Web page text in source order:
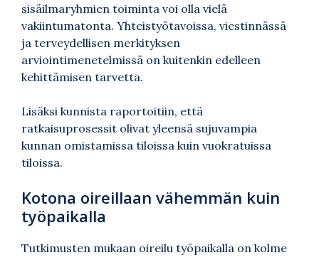
sisäilmaryhmien toiminta voi olla vielä
vakiintumatonta. Yhteistyötavoissa, viestinnässä
ja terveydellisen merkityksen
arviointimenetelmissä on kuitenkin edelleen
kehittämisen tarvetta.
Lisäksi kunnista raportoitiin, että
ratkaisuprosessit olivat yleensä sujuvampia
kunnan omistamissa tiloissa kuin vuokratuissa
tiloissa.
Kotona oireillaan vähemmän kuin
työpaikalla
Tutkimusten mukaan oireilu työpaikalla on kolme